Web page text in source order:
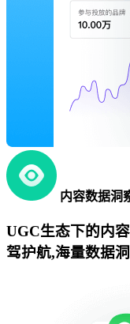
内容数据洞
UGC生态下的内
驾护航,海量数据